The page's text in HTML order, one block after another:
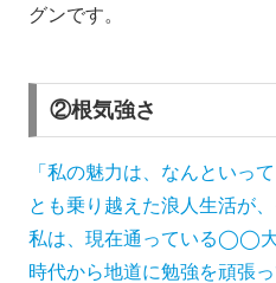
グンです。
②根気強さ
「私の魅力は、なんといっ
とも乗り越えた浪人生活が
私は、現在通っている◯◯
時代から地道に勉強を頑張